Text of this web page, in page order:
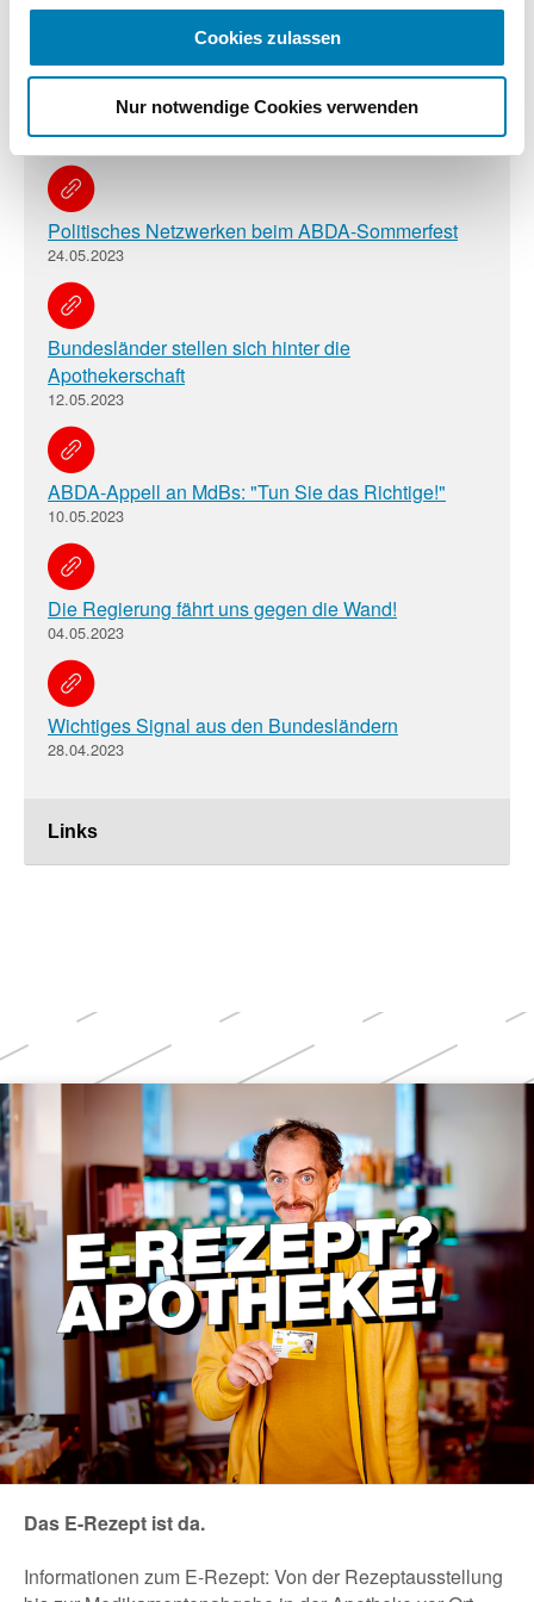
Cookies zulassen
Nur notwendige Cookies verwenden
Links
Lieferengpassgesetz: Positive Ansätze im
Bundestag
25.05.2023
Politisches Netzwerken beim ABDA-Sommerfest
24.05.2023
Bundesländer stellen sich hinter die
Apothekerschaft
12.05.2023
ABDA-Appell an MdBs: "Tun Sie das Richtige!"
10.05.2023
Die Regierung fährt uns gegen die Wand!
04.05.2023
Wichtiges Signal aus den Bundesländern
28.04.2023
Weitere
Themen
Das E-Rezept ist da.
Informationen zum E-Rezept: Von der Rezeptausstellung